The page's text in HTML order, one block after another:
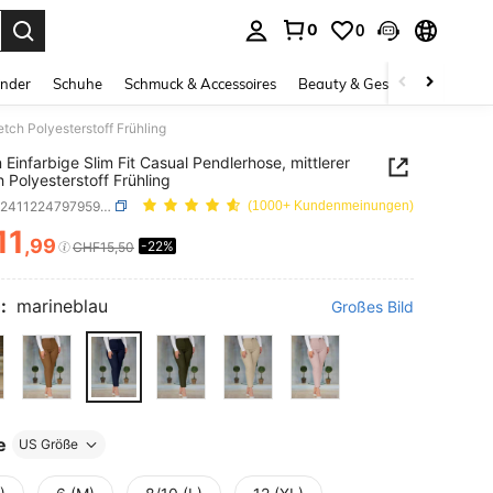
0 0
Schuhe Schmuck & Accessoires Beauty & Gesundheit
Polyesterstoff Frühling
Einfarbige Slim Fit Casual Pendlerhose, mittlerer
Polyesterstoff Frühling
SKU: sz2411224797959385 (1000+ Kundenmeinungen)
AND AVAILABILITY
,99 CHF15,50 -22%
marineblau Großes Bild
US Größe